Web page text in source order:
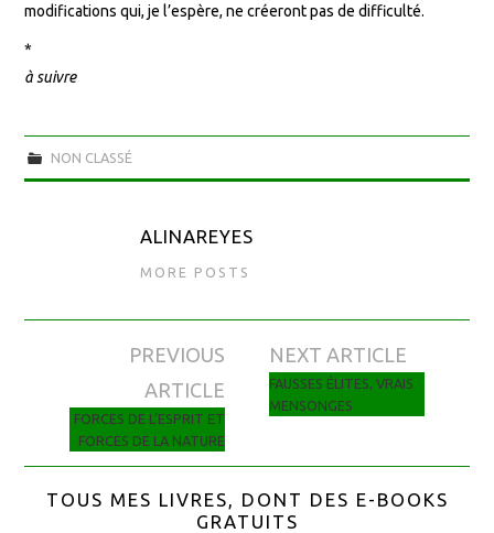
modifications qui, je l’espère, ne créeront pas de difficulté.
*
à suivre
NON CLASSÉ
ALINAREYES
MORE POSTS
Navigation des articles
PREVIOUS
ARTICLE
FORCES DE L’ESPRIT ET
FORCES DE LA NATURE
NEXT ARTICLE
FAUSSES ÉLITES, VRAIS
MENSONGES
TOUS MES LIVRES, DONT DES E-BOOKS
GRATUITS